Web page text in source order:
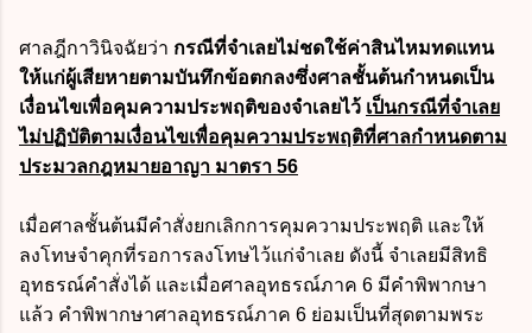
ศาลฎีกาวินิจฉัยว่า กรณีที่จำเลยไม่ชดใช้ค่าสินไหมทดแทน
ให้แก่ผู้เสียหายตามบันทึกข้อตกลงซึ่งศาลชั้นต้นกำหนดเป็น
เงื่อนไขเพื่อคุมความประพฤติของจำเลยไว้ เป็นกรณีที่จำเลย
ไม่ปฏิบัติตามเงื่อนไขเพื่อคุมความประพฤติที่ศาลกำหนดตาม
ประมวลกฎหมายอาญา มาตรา 56
เมื่อศาลชั้นต้นมีคำสั่งยกเลิกการคุมความประพฤติ และให้
ลงโทษจำคุกที่รอการลงโทษไว้แก่จำเลย ดังนี้ จำเลยมีสิทธิ
อุทธรณ์คำสั่งได้ และเมื่อศาลอุทธรณ์ภาค 6 มีคำพิพากษา
แล้ว คำพิพากษาศาลอุทธรณ์ภาค 6 ย่อมเป็นที่สุดตามพระ